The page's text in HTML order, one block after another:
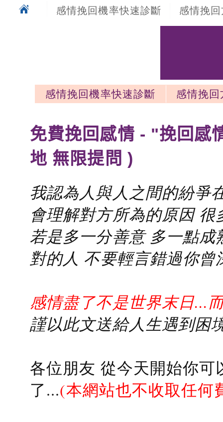
感情挽回機率快速診斷 感情挽
感情挽回機率快速診斷
感情挽
免費挽回感情 - "挽回感
地 無限提問 )
我認為人與人之間的紛爭
會理解對方所為的原因
若是多一分善意 多一點
對的人 不要輕言錯過你曾
感情盡了不是世界末日...
謹以此文送給人生遇到困
各位朋友 從今天開始你
了...(本網站也不收取任何